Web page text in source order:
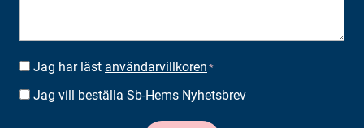
SUOSTUMUS *
Jag har läst användarvillkoren *
BESTÄLLA
Jag vill beställa Sb-Hems Nyhetsbrev